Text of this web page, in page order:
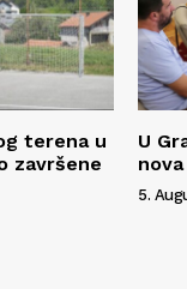
terena u
završene
U
5.